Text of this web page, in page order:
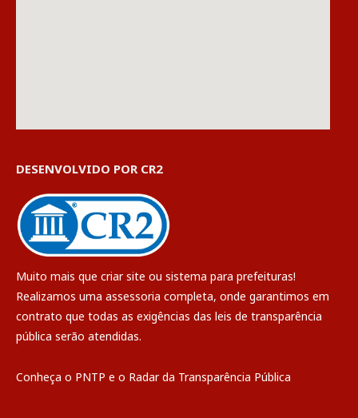
DESENVOLVIDO POR CR2
Muito mais que criar site ou sistema para prefeituras!
Realizamos uma assessoria completa, onde garantimos em
contrato que todas as exigências das leis de transparência
pública serão atendidas.
Conheça o PNTP e o Radar da Transparência Pública